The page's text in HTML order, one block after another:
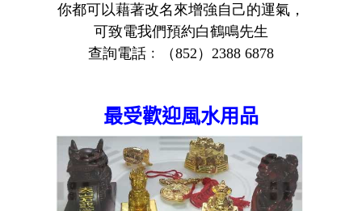
你都可以藉著改名來增強自己的運氣，
可致電我們預約白鶴鳴先生
查詢電話﹕（852）2388 6878
最受歡迎風水用品